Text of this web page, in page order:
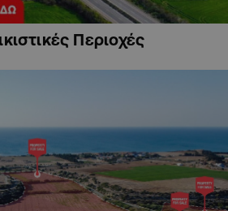
Περιοχές